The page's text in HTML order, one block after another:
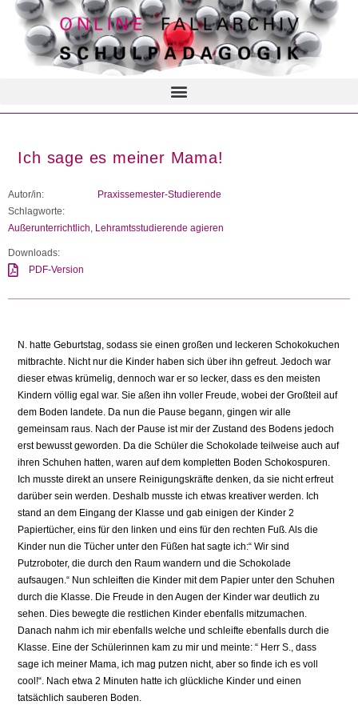
Ich sage es meiner Mama!
Autor/in:
Praxissemester-Studierende
Schlagworte:
Außerunterrichtlich Lehramtsstudierende agieren
Downloads:
PDF-Version
N. hatte Geburtstag, sodass sie einen großen und leckeren Schokokuchen
mitbrachte. Nicht nur die Kinder haben sich über ihn gefreut. Jedoch war
dieser etwas krümelig, dennoch war er so lecker, dass es den meisten
Kindern völlig egal war. Sie aßen ihn voller Freude, wobei der Großteil auf
dem Boden landete. Da nun die Pause begann, gingen wir alle
gemeinsam raus. Nach der Pause ist mir der Zustand des Bodens jedoch
erst bewusst geworden. Da die Schüler die Schokolade teilweise auch auf
ihren Schuhen hatten, waren auf dem kompletten Boden Schokospuren.
Ich musste direkt an unsere Reinigungskräfte denken, da sie nicht erfreut
darüber sein werden. Deshalb musste ich etwas kreativer werden. Ich
stand an dem Eingang der Klasse und gab einigen der Kinder 2
Papiertücher, eins für den linken und eins für den rechten Fuß. Als die
Kinder nun die Tücher unter den Füßen hat sagte ich:“ Wir sind
Putzroboter, die durch den Raum wandern und die Schokolade
aufsaugen.“ Nun schleiften die Kinder mit dem Papier unter den Schuhen
durch die Klasse. Die Freude in den Augen der Kinder war deutlich zu
sehen. Dies bewegte die restlichen Kinder ebenfalls mitzumachen.
Danach nahm ich mir ebenfalls welche und schleifte ebenfalls durch die
Klasse. Eine der Schülerinnen kam zu mir und meinte: “ Herr S., dass
sage ich meiner Mama, ich mag putzen nicht, aber so finde ich es voll
cool!“. Nach etwa 2 Minuten hatte ich glückliche Kinder und einen
tatsächlich sauberen Boden.